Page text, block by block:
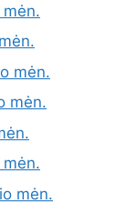
mėn.
mėn.
mėn.